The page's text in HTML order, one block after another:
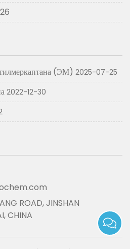
(ЭМ) 2025-07-25
2022-12-30
ROAD, JINSHAN
CHINA